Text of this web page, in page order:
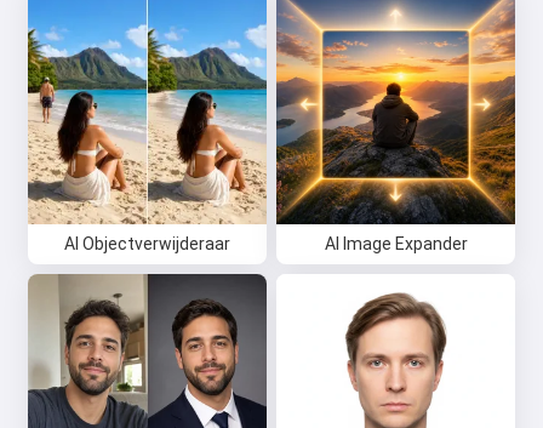
AI Objectverwijderaar AI Image Expander